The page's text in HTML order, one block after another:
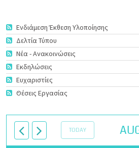
Ενδιάμεση Έκθεση Υλοποίησης
Δελτία Τύπου
Νέα - Ανακοινώσεις
Εκδηλώσεις
Ευχαριστίες
Θέσεις Εργασίας
TODAY